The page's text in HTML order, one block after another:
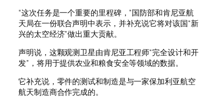
“这次任务是一个重要的里程碑，”国防部和肯尼亚航
天局在一份联合声明中表示，并补充说它将对该国“新
兴的太空经济”做出重大贡献。
声明说，这颗观测卫星由肯尼亚工程师“完全设计和开
发”，将用于提供农业和粮食安全等领域的数据。
它补充说，零件的测试和制造是与一家保加利亚航空
航天制造商合作完成的。